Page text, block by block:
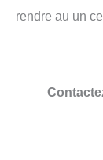
rendre au un